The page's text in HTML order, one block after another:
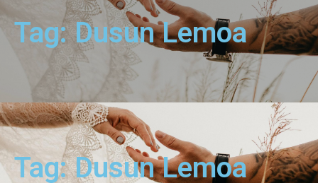
Tag: Dusun Lemoa
Tag: Dusun Lemoa